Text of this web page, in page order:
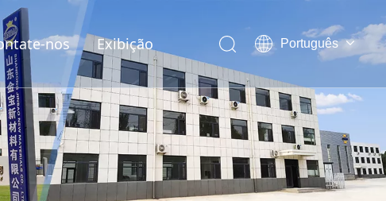
nos Exibição Português
العربية
Pусский
Español